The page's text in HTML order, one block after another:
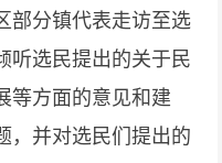
分镇代表走访至选
听选民提出的关于民
等方面的意见和建
，并对选民们提出的